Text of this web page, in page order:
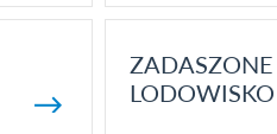
ZADASZONE